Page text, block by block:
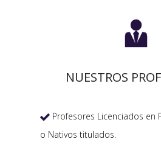

NUESTROS
 Profesores Licenciados en
o Nativos titulados.